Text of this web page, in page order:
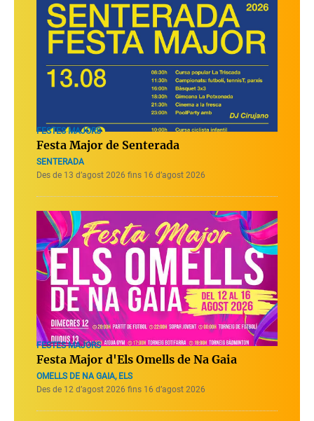
FESTES MAJORS
Festa Major de Senterada
SENTERADA
Des de 13 d’agost 2026 fins 16 d’agost 2026
FESTES MAJORS
Festa Major d'Els Omells de Na Gaia
OMELLS DE NA GAIA, ELS
Des de 12 d’agost 2026 fins 16 d’agost 2026